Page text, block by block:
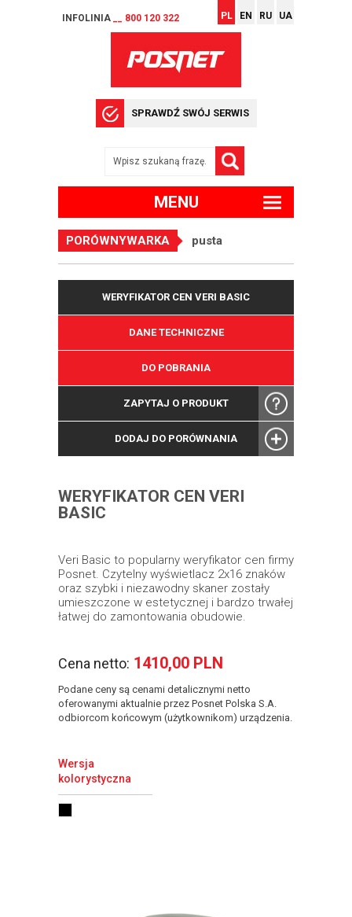
INFOLINIA __ 800 120 322 PL EN RU UA
SPRAWDŹ SWÓJ SERWIS
MENU
PORÓWNYWARKA pusta
WERYFIKATOR CEN VERI BASIC
DANE TECHNICZNE
DO POBRANIA
ZAPYTAJ O PRODUKT
DODAJ DO PORÓWNANIA
WERYFIKATOR CEN VERI
BASIC
Veri Basic to popularny weryfikator cen firmy
Posnet. Czytelny wyświetlacz 2x16 znaków
oraz szybki i niezawodny skaner zostały
umieszczone w estetycznej i bardzo trwałej
łatwej do zamontowania obudowie.
Cena netto: 1410,00 PLN
Podane ceny są cenami detalicznymi netto
oferowanymi aktualnie przez Posnet Polska S.A.
odbiorcom końcowym (użytkownikom) urządzenia.
Wersja
kolorystyczna